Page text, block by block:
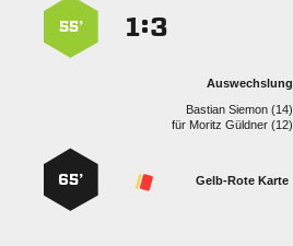
:
55’
Auswechslung
  
für   
Gelb-Rote Karte
65’